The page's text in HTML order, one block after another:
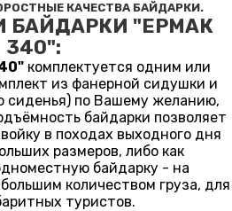
КАЧЕСТВА БАЙДАРКИ.
БАЙДАРКИ "ЕРМАК
340":
комплектуется одним или
из фанерной сидушки и
сиденья) по Вашему желанию,
байдарки позволяет
в походах выходного дня
размеров, либо как
байдарку - на
количеством груза, для
туристов.